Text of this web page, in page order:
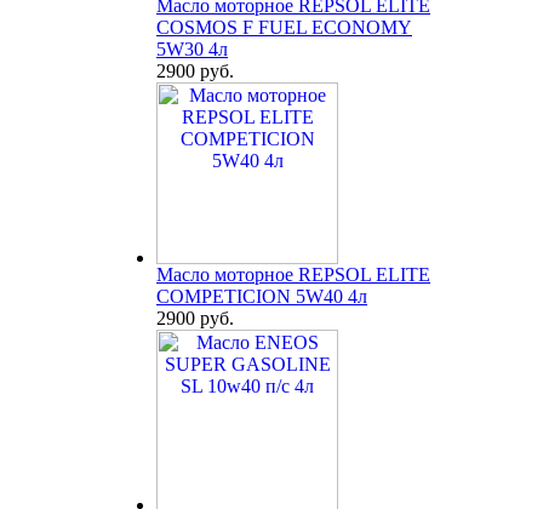
Масло моторное REPSOL ELITE
COSMOS F FUEL ECONOMY
5W30 4л
2900 руб.
Масло моторное REPSOL ELITE
COMPETICION 5W40 4л
2900 руб.